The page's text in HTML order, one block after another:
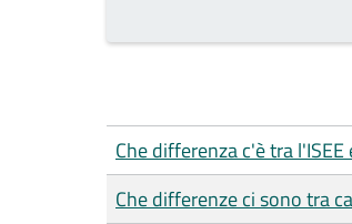
Che differenza c'è tra l'ISEE
Che differenze ci sono tra